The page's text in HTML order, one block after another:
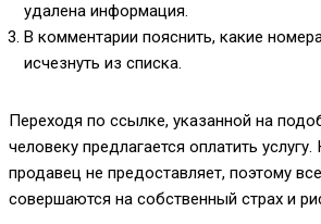
удалена информация.
В комментарии пояснить, какие
исчезнуть из списка.
Переходя по ссылке, указанной на
человеку предлагается оплатить
продавец не предоставляет, поэтому
совершаются на собственный страх и